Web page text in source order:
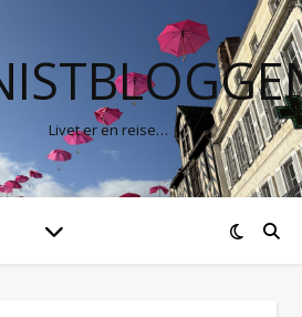
Livet er en reise…